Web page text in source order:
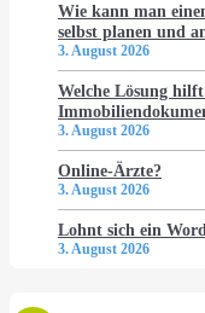
Wie kann man
selbst planen und
3. August 2026
Welche Lösung
3. August 2026
Online-Ärzte?
3. August 2026
Lohnt sich ein
3. August 2026